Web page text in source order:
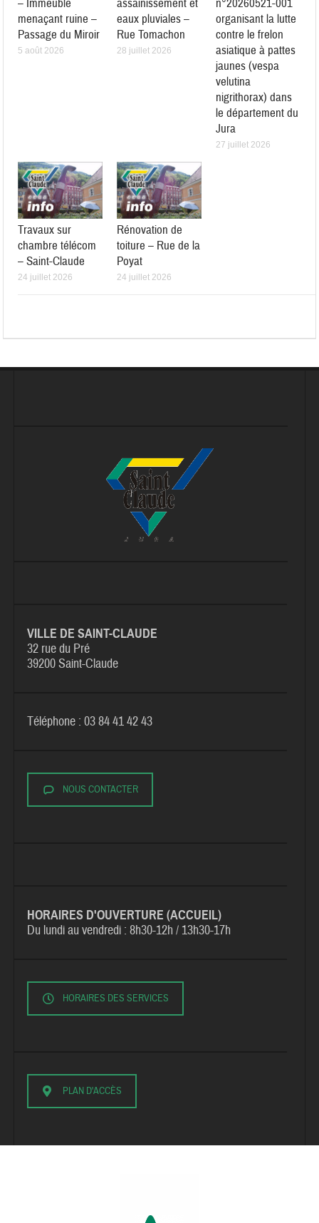
– Immeuble
menaçant ruine –
Passage du Miroir
5 août 2026
assainissement et
eaux pluviales –
Rue Tomachon
28 juillet 2026
n°20260521-001
organisant la lutte
contre le frelon
asiatique à pattes
jaunes (vespa
velutina
nigrithorax) dans
le département du
Jura
27 juillet 2026
Travaux sur
chambre télécom
– Saint-Claude
24 juillet 2026
Rénovation de
toiture – Rue de la
Poyat
24 juillet 2026
VILLE DE SAINT-CLAUDE
32 rue du Pré
39200 Saint-Claude
Téléphone : 03 84 41 42 43
NOUS CONTACTER
HORAIRES D'OUVERTURE (ACCUEIL)
Du lundi au vendredi :8h30-12h / 13h30-17h
HORAIRES DES SERVICES
PLAN D'ACCÈS